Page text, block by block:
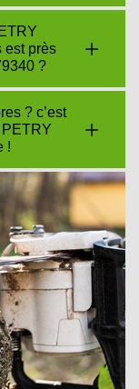
est près
?
? c’est
!